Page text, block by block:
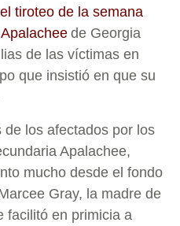
el tiroteo de la semana
de Georgia
de las víctimas en
que insistió en que su
de los afectados por los
Apalachee,
mucho desde el fondo
Gray, la madre de
facilitó en primicia a